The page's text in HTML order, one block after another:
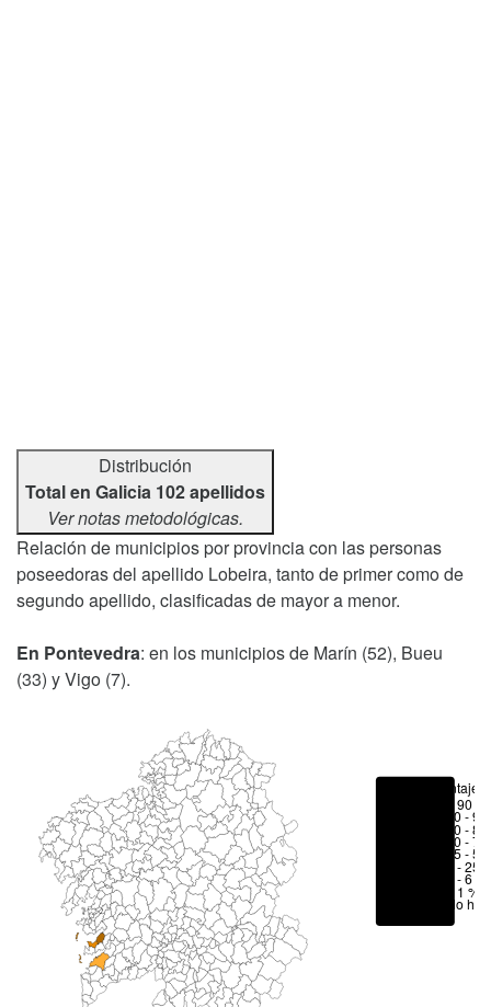
Distribución
Total en Galicia 102 apellidos
Ver notas metodológicas.
Relación de municipios por provincia con las personas
poseedoras del apellido Lobeira, tanto de primer como de
segundo apellido, clasificadas de mayor a menor.
En Pontevedra: en los municipios de Marín (52), Bueu
(33) y Vigo (7).
Porcentajes
> 90 %
80 -
70 -
50 -
25 -
6 - 25
1 - 6 %
< 1 %
No hay